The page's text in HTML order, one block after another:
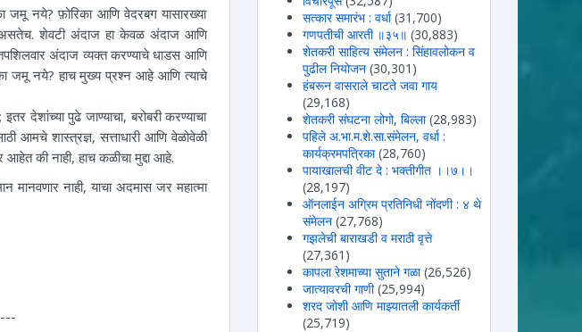
नये? फ़ोरिका आणि वेदरबग यासारख्या
असतेच. शेवटी अंदाज हा केवळ अंदाज आणि
अंदाज व्यक्त करण्याचे धाडस आणि
का जमू नये? हाच मुख्य प्रश्न आहे आणि त्याचे
देशांच्या पुढे जाण्याचा, बरोबरी करण्याचा
आमचे शास्त्रज्ञ, सत्ताधारी आणि वेळोवेळी
आहेत की नाही, हाच कळीचा मुद्दा आहे.
मानवणार नाही, याचा अदमास जर महात्मा
सत्कार समारंभ : वर्धा (31,700)
गणपतीची आरती ॥३५॥ (30,883)
शेतकरी साहित्य संमेलन : सिंहावलोकन व
पुढील नियोजन (30,301)
हंबरून वासराले चाटते जवा गाय
(29,168)
शेतकरी संघटना लोगो, बिल्ला (28,983)
पहिले अ.भा.म.शे.सा.संमेलन, वर्धा :
कार्यक्रमपत्रिका (28,760)
पायाखालची वीट दे : भक्तीगीत ।।७।।
(28,197)
ऑनलाईन अग्रिम प्रतिनिधी नोंदणी : ४ थे
संमेलन (27,768)
गझलेची बाराखडी व मराठी वृत्ते
(27,361)
कापला रेशमाच्या सुताने गळा (26,526)
जात्यावरची गाणी (25,994)
शरद जोशी आणि माझ्यातली कार्यकर्ती
(25,719)